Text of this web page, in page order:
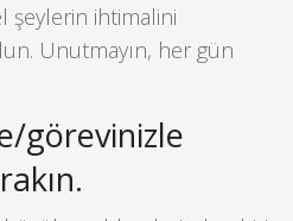
şeylerin ihtimalini
Unutmayın, her gün
görevinizle